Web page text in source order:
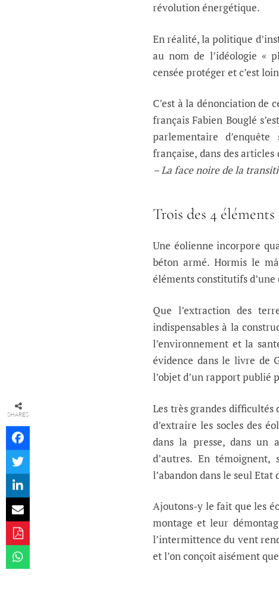
révolution énergétique.
En réalité, la politique
au nom de l’idéologie «
censée protéger et c’est
C’est à la dénonciation de
français Fabien Bouglé
parlementaire
française, dans des
– La face noire de la
Trois des 4
Une éolienne incorpore
béton armé. Hormis le
éléments constitutifs
Que l’extraction des
indispensables à la
l’environnement et la
évidence dans le livre de
l’objet d’un rapport publié
Les très grandes
d’extraire les socles des
dans la presse, dans un
d’autres. En
l’abandon dans le seul
Ajoutons-y le fait que les
montage et leur
l’intermittence du vent
et l’on conçoit aisément
SHARES